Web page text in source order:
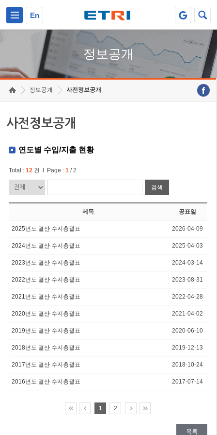
En
정보공개
정보공개 사전정보공개
사전정보공개
연도별 수입/지출 현황
Total : 12건 l Page : 1/ 2
검색
제목 공표일
2025년도 결산 수지총괄표 2026-04-09
2024년도 결산 수지총괄표 2025-04-03
2023년도 결산 수지총괄표 2024-03-14
2022년도 결산 수지총괄표 2023-08-31
2021년도 결산 수지총괄표 2022-04-28
2020년도 결산 수지총괄표 2021-04-02
2019년도 결산 수지총괄표 2020-06-10
2018년도 결산 수지총괄표 2019-12-13
2017년도 결산 수지총괄표 2018-10-24
2016년도 결산 수지총괄표 2017-07-14
1 2
목록